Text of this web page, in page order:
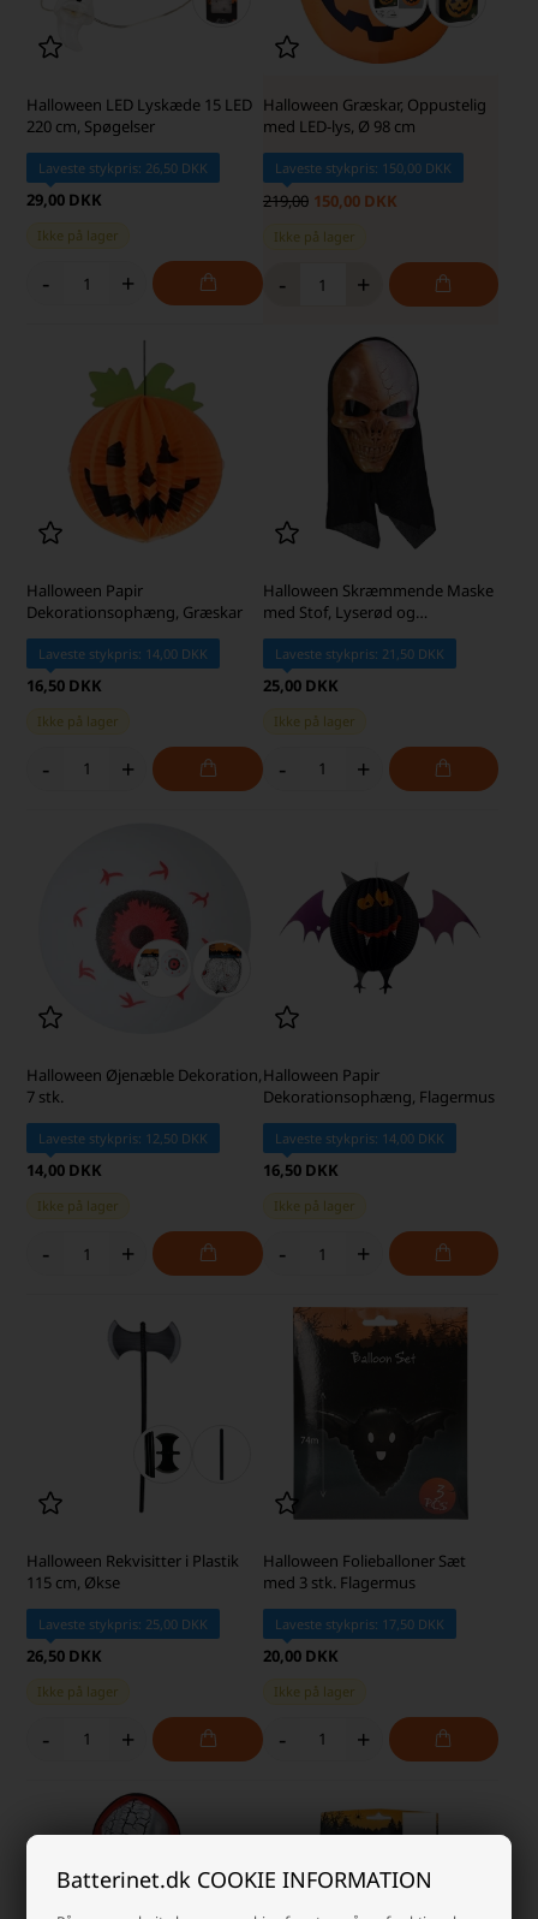
Batterinet.dk COOKIE INFORMATION
Halloween LED Lyskæde 15 LED
220 cm, Spøgelser
Laveste stykpris: 26,50 DKK
29,00 DKK
Ikke på lager
- +
Halloween Græskar, Oppustelig
med LED-lys, Ø 98 cm
Laveste stykpris: 150,00 DKK
219,00 150,00 DKK
Ikke på lager
- +
Halloween Papir
Dekorationsophæng, Græskar
Laveste stykpris: 14,00 DKK
16,50 DKK
Ikke på lager
- +
Halloween Skræmmende Maske
med Stof, Lyserød og
Kobberfarvet
Laveste stykpris: 21,50 DKK
25,00 DKK
Ikke på lager
- +
Halloween Øjenæble Dekoration,
7 stk.
Laveste stykpris: 12,50 DKK
14,00 DKK
Ikke på lager
- +
Halloween Papir
Dekorationsophæng, Flagermus
Laveste stykpris: 14,00 DKK
16,50 DKK
Ikke på lager
- +
Halloween Rekvisitter i Plastik
115 cm, Økse
Laveste stykpris: 25,00 DKK
26,50 DKK
Ikke på lager
- +
Halloween Folieballoner Sæt
med 3 stk. Flagermus
Laveste stykpris: 17,50 DKK
20,00 DKK
Ikke på lager
- +